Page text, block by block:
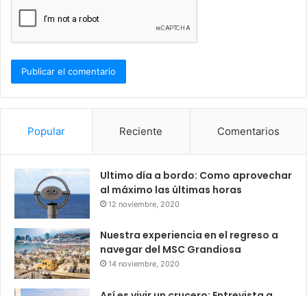
Popular Reciente Comentarios
Ultimo día a bordo: Como aprovechar
al máximo las últimas horas
12 noviembre, 2020
Nuestra experiencia en el regreso a
navegar del MSC Grandiosa
14 noviembre, 2020